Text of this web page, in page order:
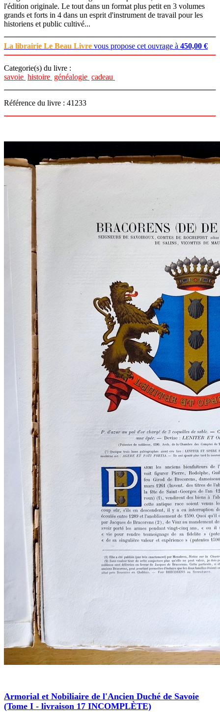
l'édition originale. Le tout dans un format plus petit en 3 volumes
grands et forts in 4 dans un esprit d'instrument de travail pour les
historiens et public cultivé...
La librairie Le Beau Livre vous propose cet ouvrage à 450,00 €
Categorie(s) du livre :
savoie histoire généalogie cadeau
Référence du livre : 41233
Armorial et Nobiliaire de l'Ancien Duché de Savoie
(Tome I - livraison 17 INCOMPLÈTE)